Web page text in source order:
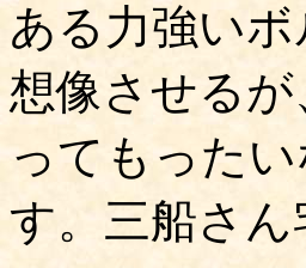
ある力強い
想像させる
ってもった
す。三船さん